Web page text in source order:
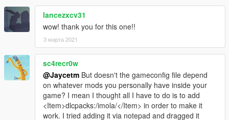
lancezxcv31
wow! thank you for this one!!
3 марта 2021
sc4recr0w
@Jaycetm But doesn't the gameconfig file depend
on whatever mods you personally have inside your
game? I mean I thought all I have to do is to add
<Item>dlcpacks:/imola/</Item> in order to make it
work. I tried adding it via notepad and dragged it